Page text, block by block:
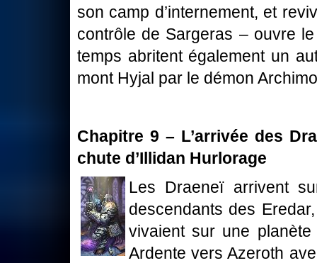
son camp d’internement, et
contrôle de Sargeras – ouvre
temps abritent également un
mont Hyjal par le démon
Chapitre 9 – L’arrivée des
chute d’Illidan Hurlorage
Les Draeneï arrivent
descendants des
vivaient sur une
Ardente vers Azeroth